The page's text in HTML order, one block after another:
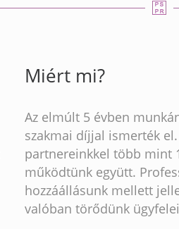
Miért mi?
Az elmúlt 5 évben
szakmai díjjal ismerték
partnereinkkel több mint
működtünk együtt.
hozzáállásunk mellett
valóban törődünk